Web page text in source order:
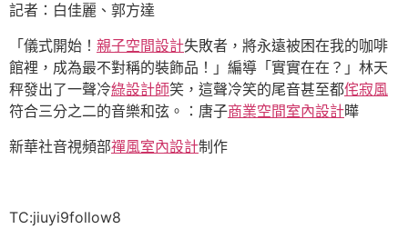
記者：白佳麗、郭方達
「儀式開始！ 親子空間設計失敗者，將永遠被困在我的咖啡
館裡，成為最不對稱的裝飾品！」編導「實實在在？」林天
秤發出了一聲冷綠設計師笑，這聲冷笑的尾音甚至都侘寂風
符合三分之二的音樂和弦。：唐子商業空間室內設計曄
新華社音視頻部禪風室內設計制作
TC:jiuyi9follow8